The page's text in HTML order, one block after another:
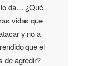
lo da… ¿Qué
vidas que
y no a
que el
de agredir?